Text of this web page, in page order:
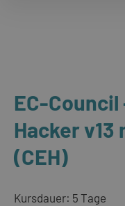
EC-
Hacker
(CEH)
Kursdauer: 5 Tage